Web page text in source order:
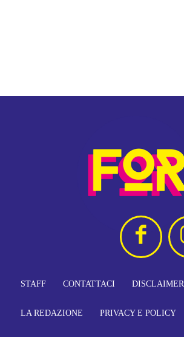
STAFF CONTATTACI DISCLAIMER
LA REDAZIONE PRIVACY E POLICY